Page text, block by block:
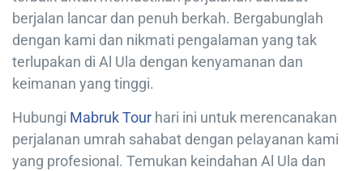
berjalan lancar dan penuh berkah. Bergabunglah
dengan kami dan nikmati pengalaman yang tak
terlupakan di Al Ula dengan kenyamanan dan
keimanan yang tinggi.
Hubungi Mabruk Tour hari ini untuk merencanakan
perjalanan umrah sahabat dengan pelayanan kami
yang profesional. Temukan keindahan Al Ula dan